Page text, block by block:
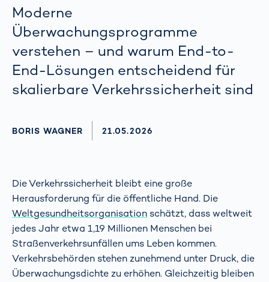
Moderne
Überwachungsprogramme
verstehen – und warum End-to-
End-Lösungen entscheidend für
skalierbare Verkehrssicherheit sind
AUTHOR
BORIS WAGNER AKTUALISIERT AM:
21.05.2026
Die Verkehrssicherheit bleibt eine große
Herausforderung für die öffentliche Hand. Die
Weltgesundheitsorganisation schätzt, dass weltweit
jedes Jahr etwa 1,19 Millionen Menschen bei
Straßenverkehrsunfällen ums Leben kommen.
Verkehrsbehörden stehen zunehmend unter Druck, die
Überwachungsdichte zu erhöhen. Gleichzeitig bleiben